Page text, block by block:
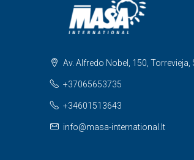
Av. Alfredo Nobel, 150, Torrevieja,
+37065653735
+34601513643
info@masa-international.lt